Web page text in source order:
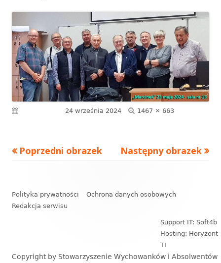
24 września 2024
Pełny
1467 × 663
Poprzedni obrazek Następny obrazek
stopki
Polityka prywatności
Ochrona danych osobowych
Redakcja serwisu
Support IT: Soft4b
Hosting: Horyzont
TI
Copyright by Stowarzyszenie Wychowanków i Absolwentów